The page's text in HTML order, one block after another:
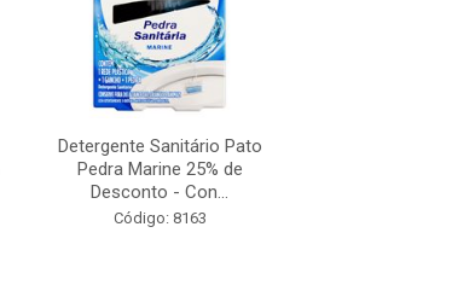
Detergente Sanitário Pato
Pedra Marine 25% de
Desconto - Con...
Código: 8163